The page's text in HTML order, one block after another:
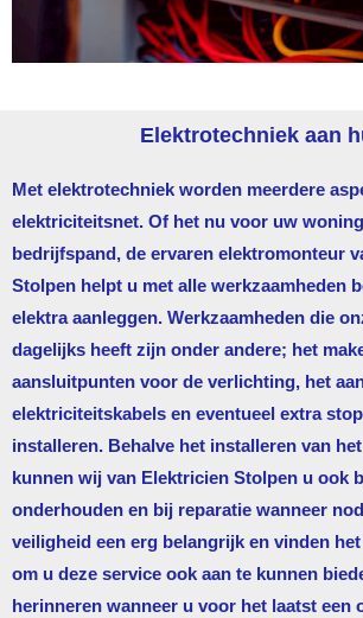
Elektrotechniek aan
Met elektrotechniek worden meerdere
elektriciteitsnet. Of het nu voor uw
bedrijfspand, de ervaren elektromonteur
Stolpen helpt u met alle werkzaamheden
elektra aanleggen. Werkzaamheden die
dagelijks heeft zijn onder andere; het
aansluitpunten voor de verlichting, het
elektriciteitskabels en eventueel extra
installeren. Behalve het installeren van
kunnen wij van Elektricien Stolpen u ook
onderhouden en bij reparatie wanneer
veiligheid een erg belangrijk en vinden
om u deze service ook aan te kunnen
herinneren wanneer u voor het laatst een